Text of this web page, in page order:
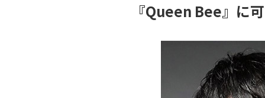
『Queen Bee』に